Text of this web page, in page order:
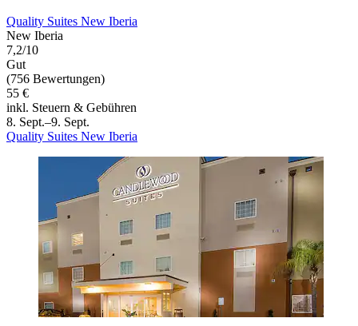
Quality Suites New Iberia
New Iberia
7,2/10
Gut
(756 Bewertungen)
55 €
inkl. Steuern & Gebühren
8. Sept.–9. Sept.
Quality Suites New Iberia